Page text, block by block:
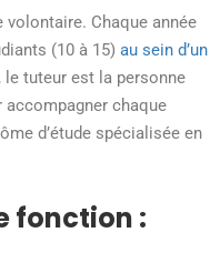
volontaire. Chaque année
(10 à 15) au sein d’un
le tuteur est la personne
accompagner chaque
d’étude spécialisée en
fonction :